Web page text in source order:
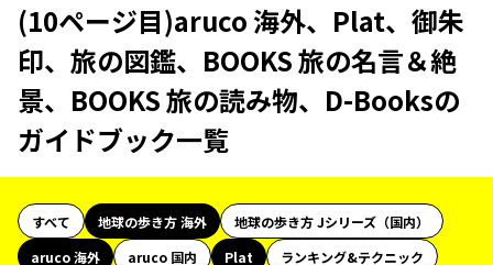
(10ページ目)aruco 海外、Plat、御朱
印、旅の図鑑、BOOKS 旅の名言＆絶
景、BOOKS 旅の読み物、D-Booksの
ガイドブック一覧
すべて 地球の歩き方 海外
地球の歩き方 Jシリーズ（国内）
aruco 海外
aruco 国内 Plat
ランキング&テクニック